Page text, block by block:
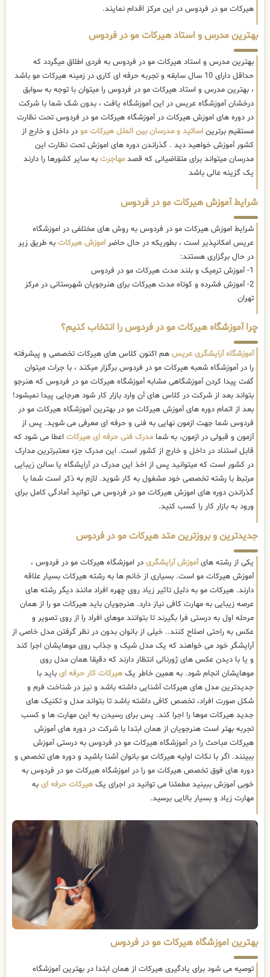
هیرکات مو در فردوس در این مرکز اقدام نمایند.
بهترین مدرس و استاد هیرکات مو در فردوس
بهترین مدرس و استاد هیرکات مو در فردوس به فردی اطلاق میگردد که
حداقل دارای 10 سال سابقه و تجربه حرفه ای کاری در زمینه هیرکات مو باشد
، بهترین مدرس و استاد هیرکات مو در فردوس را میتوان با توجه به سوابق
درخشان آموزشگاه عریس در این آموزشگاه یافت ، بدون شک شما با شرکت
در دوره های اموزش هیرکات در آموزشگاه هیرکات مو در فردوس تحت نظارت
مستقیم برترین اساتید و مدرسان بین الملل هیرکات مو در داخل و خارج از
کشور آموزش خواهید دید . گذراندن دوره های اموزش تحت نظارت این
مدرسان میتواند برای متقاضیانی که قصد مهاجرت به سایر کشورها را دارند
یک گزینه عالی باشد
شرایط آموزش هیرکات مو در فردوس
شرایط اموزش هیرکات مو در فردوس به روش های مختلفی در اموزشگاه
عریس امکانپذیر است ، بطوریکه در حال حاضر اموزش هیرکات به طریق زیر
در حال برگزاری هستند:
1- آموزش ترمیک و بلند مدت هیرکات مو در فردوس
2- آموزش فشرده و کوتاه مدت هیرکات برای هنرجویان شهرستانی در مرکز
تهران
چرا آموزشگاه هیرکات مو در فردوس را انتخاب کنیم؟
آموزشگاه آرایشگری عریس هم اکنون کلاس های هیرکات تخصصی و پیشرفته
را در آموزشگاه شعبه هیرکات مو در فردوس برگزار میکند ، با جرات میتوان
گفت پیدا کردن آموزشگاهی مشابه آموزشگاه هیرکات مو در فردوس که هنرجو
بتواند بعد از شرکت در کلاس های آن وارد بازار کار شود هرجایی پیدا نمیشود!
بعد از اتمام دوره های آموزش هیرکات مو در بهترین آموزشگاه هیرکات مو در
فردوس شما جهت ازمون نهایی به فنی و حرفه ای معرفی می شوید. پس از
آزمون و قبولی در ازمون، به شما مدرک فنی حرفه ای هیرکات اعطا می شود که
قابل استناد در داخل و خارج از کشور است. این مدرک جزء معتبرترین مدارک
در کشور است که میتوانید پس از اخذ این مدرک در آرایشگاه یا سالن زیبایی
مرتبط با رشته تخصصی خود مشغول به کار شوید. لازم به ذکر است شما با
گذراندن دوره های اموزش هیرکات مو در فردوس می توانید آمادگی کامل برای
ورود به بازار کار را کسب کنید.
جدیدترین و بروزترین متد هیرکات مو در فردوس
یکی از رشته هایآموزش آرایشگری در اموزشگاه هیرکات مو در فردوس ،
آموزش هیرکات مو است. بسیاری از خانم ها به رشته هیرکات بسیار علاقه
دارند. هیرکات مو به دلیل تاثیر زیاد روی چهره افراد مانند دیگر رشته های
عرصه زیبایی به مهارت کافی نیاز دارد. هنرجویان باید هیرکات مو را از همان
مرحله اول به درستی فرا بگیرند تا بتوانند موهای افراد را از روی تصویر و
عکس به راحتی اصلاح کنند.. خیلی از بانوان بدون در نظر گرفتن مدل خاصی از
آرایشگر خود می خواهند که یک مدل شیک و جذاب روی موهایشان اجرا کند
و یا با دیدن عکس های ژورنالی انتظار دارند که دقیقا همان مدل روی
موهایشان انجام شود. به همین خاطر یک هیرکات کار حرفه ای باید با
جدیدترین مدل های هیرکات آشنایی داشته باشد و نیز در شناخت فرم و
شکل صورت افراد، تخصص کافی داشته باشد تا بتواند مدل و تکنیک های
جدید هیرکات موها را اجرا کند. پس برای رسیدن به این مهارت ها و کسب
تجربه بهتر است هنرجویان از همان ابتدا با شرکت در دوره های آموزش
هیرکات مباحث را در آموزشگاه هیرکات مو در فردوس به درستی آموزش
ببینند. اگر با نکات اولیه هیرکات مو بانوان آشنا باشید و دوره های تخصص و
دوره های فوق تخصص هیرکات مو را در اموزشگاه هیرکات مو در فردوس به
خوبی آموزش ببینید مطمئنا می توانید در اجرای یک هیرکات حرفه ای به
مهارت زیاد و بسیار بالایی برسید.
بهترین اموزشگاه هیرکات مو در فردوس
توصیه می شود برای یادگیری هیرکات از همان ابتدا در بهترین آموزشگاه